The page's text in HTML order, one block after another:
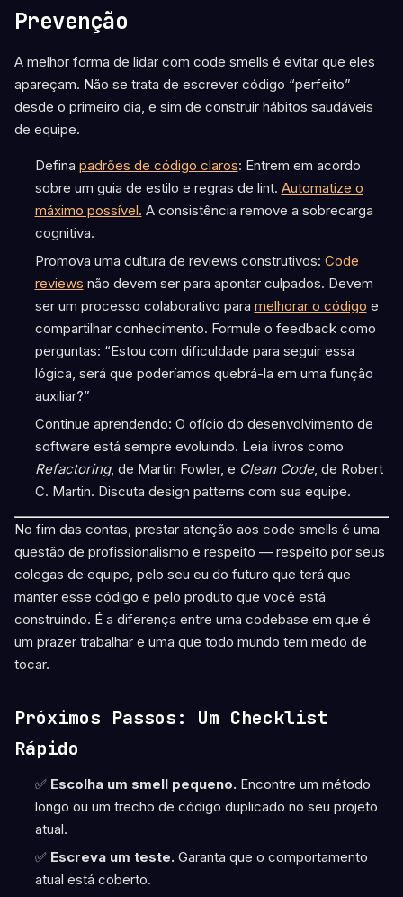
Prevenção
A melhor forma de lidar com code smells é evitar que eles
apareçam. Não se trata de escrever código “perfeito”
desde o primeiro dia, e sim de construir hábitos saudáveis
de equipe.
Defina padrões de código claros: Entrem em acordo
sobre um guia de estilo e regras de lint. Automatize o
máximo possível. A consistência remove a sobrecarga
cognitiva.
Promova uma cultura de reviews construtivos: Code
reviews não devem ser para apontar culpados. Devem
ser um processo colaborativo para melhorar o código e
compartilhar conhecimento. Formule o feedback como
perguntas: “Estou com dificuldade para seguir essa
lógica, será que poderíamos quebrá-la em uma função
auxiliar?”
Continue aprendendo: O ofício do desenvolvimento de
software está sempre evoluindo. Leia livros como
Refactoring, de Martin Fowler, e Clean Code, de Robert
C. Martin. Discuta design patterns com sua equipe.
No fim das contas, prestar atenção aos code smells é uma
questão de profissionalismo e respeito — respeito por seus
colegas de equipe, pelo seu eu do futuro que terá que
manter esse código e pelo produto que você está
construindo. É a diferença entre uma codebase em que é
um prazer trabalhar e uma que todo mundo tem medo de
tocar.
Próximos Passos: Um Checklist
Rápido
✅ Escolha um smell pequeno.Encontre um método
longo ou um trecho de código duplicado no seu projeto
atual.
✅ Escreva um teste.Garanta que o comportamento
atual está coberto.